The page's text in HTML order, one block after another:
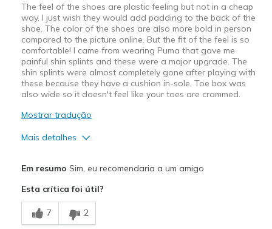
The feel of the shoes are plastic feeling but not in a cheap
way. I just wish they would add padding to the back of the
shoe. The color of the shoes are also more bold in person
compared to the picture online. But the fit of the feel is so
comfortable! I came from wearing Puma that gave me
painful shin splints and these were a major upgrade. The
shin splints were almost completely gone after playing with
these because they have a cushion in-sole. Toe box was
also wide so it doesn't feel like your toes are crammed.
Mostrar tradução
Mais detalhes
Padded in-sole
Wide toe box
Em resumo Sim, eu recomendaria a um amigo
Esta crítica foi útil?
7 2